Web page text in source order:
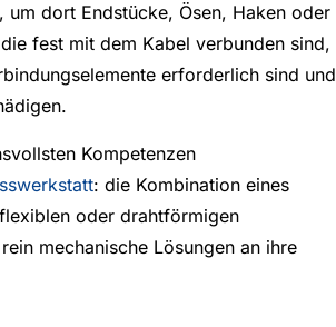
um dort Endstücke, Ösen, Haken oder
fest mit dem Kabel verbunden sind,
erforderlich sind und
Kompetenzen
: die Kombination eines
oder drahtförmigen
mechanische Lösungen an ihre